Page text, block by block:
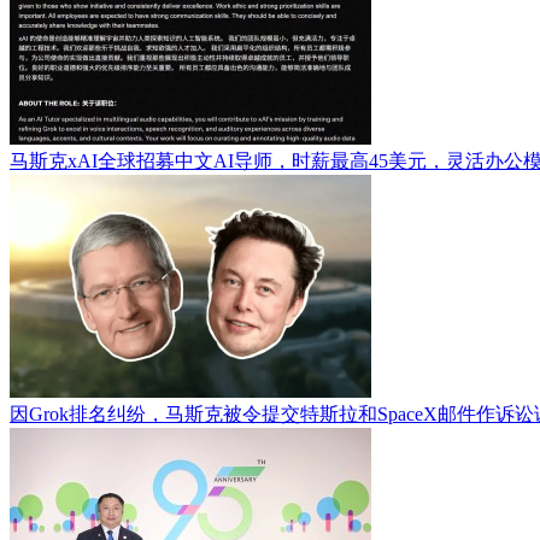
马斯克xAI全球招募中文AI导师，时薪最高45美元，灵活办公
因Grok排名纠纷，马斯克被令提交特斯拉和SpaceX邮件作诉讼